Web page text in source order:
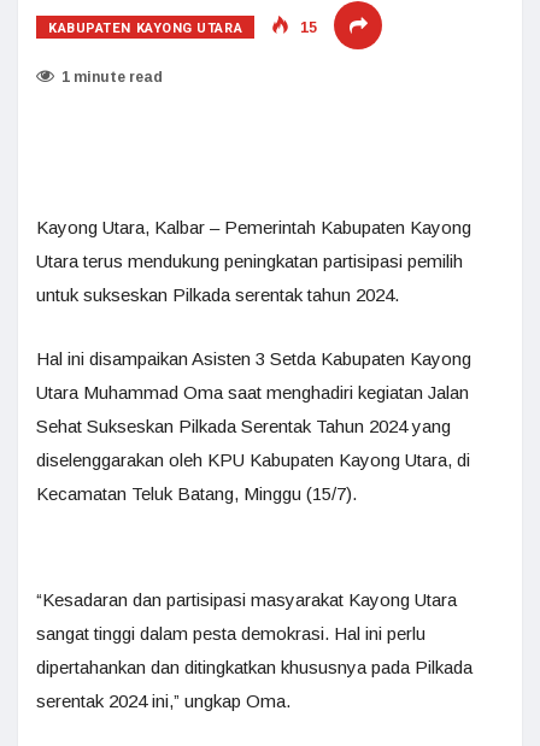
KABUPATEN KAYONG UTARA 15
1 minute read
Kayong Utara, Kalbar – Pemerintah Kabupaten Kayong
Utara terus mendukung peningkatan partisipasi pemilih
untuk sukseskan Pilkada serentak tahun 2024.
Hal ini disampaikan Asisten 3 Setda Kabupaten Kayong
Utara Muhammad Oma saat menghadiri kegiatan Jalan
Sehat Sukseskan Pilkada Serentak Tahun 2024 yang
diselenggarakan oleh KPU Kabupaten Kayong Utara, di
Kecamatan Teluk Batang, Minggu (15/7).
“Kesadaran dan partisipasi masyarakat Kayong Utara
sangat tinggi dalam pesta demokrasi. Hal ini perlu
dipertahankan dan ditingkatkan khususnya pada Pilkada
serentak 2024 ini,” ungkap Oma.